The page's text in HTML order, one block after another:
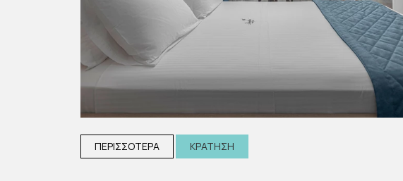
ΠΕΡΙΣΣΟΤΕΡΑ ΚΡΑΤΗΣΗ